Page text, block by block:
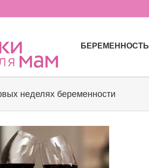
БЕРЕМЕННОСТЬ
неделях беременности